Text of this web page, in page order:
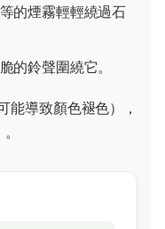
的煙霧輕輕繞過石
的鈴聲圍繞它。
能導致顏色褪色），